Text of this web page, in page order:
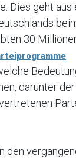
Dies geht aus
30 Millionen
darunter